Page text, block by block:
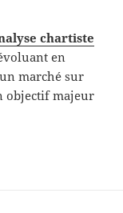
chartiste
en
marché sur
objectif majeur
des marchés